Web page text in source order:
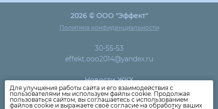
2026 © ООО "Эффект"
Политика конфиденциальности
30-55-53
effekt.ooo2014@yandex.ru
Новости ЖКХ
Новости компании
Как оплатить
Для улучшения работы сайта и его взаимодействия с
пользователями мы используем файлы cookie. Продолжая
пользоваться сайтом, вы соглашаетесь с использованием
файлов cookie и выражаете своё согласие на обработку ваших